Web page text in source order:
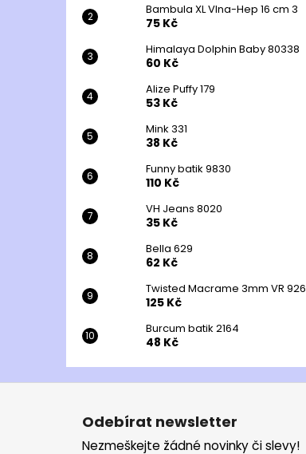
Bambula XL Vlna-Hep 16 cm 3
75 Kč
Himalaya Dolphin Baby 80338
60 Kč
Alize Puffy 179
53 Kč
Mink 331
38 Kč
Funny batik 9830
110 Kč
VH Jeans 8020
35 Kč
Bella 629
62 Kč
Twisted Macrame 3mm VR 926
125 Kč
Burcum batik 2164
48 Kč
Z
Odebírat newsletter
Nezmeškejte žádné novinky či slevy!